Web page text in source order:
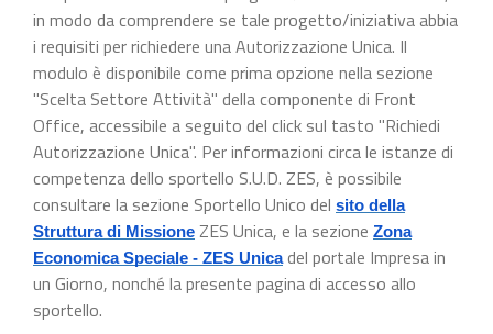
in modo da comprendere se tale progetto/iniziativa abbia
i requisiti per richiedere una Autorizzazione Unica. Il
modulo è disponibile come prima opzione nella sezione
"Scelta Settore Attività" della componente di Front
Office, accessibile a seguito del click sul tasto "Richiedi
Autorizzazione Unica". Per informazioni circa le istanze di
competenza dello sportello S.U.D. ZES, è possibile
consultare la sezione Sportello Unico del sito della
Struttura di Missione ZES Unica, e la sezione Zona
Economica Speciale - ZES Unicadel portale Impresa in
un Giorno, nonché la presente pagina di accesso allo
sportello.